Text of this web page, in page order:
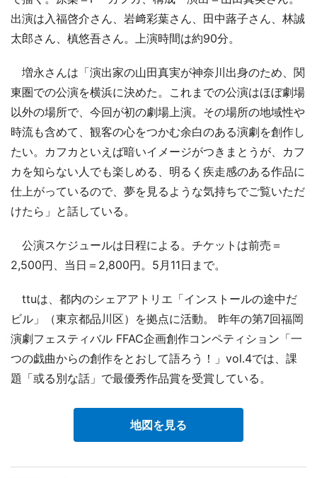
出演は入福啓介さん、岩﨑彩葉さん、田中蕗子さん、林誠
太郎さん、槙悠吾さん。上演時間は約90分。
増永さんは「演出家の山田真実が神奈川出身のため、関
東圏での公演を横浜に決めた。これまでの公演はほぼ劇場
以外の場所で、今回が初の劇場上演。その場所の地域性や
時流も含めて、観客の心をつかむ余白のある演劇を創作し
たい。カフカといえば暗いイメージがつきまとうが、カフ
カを知らない人でも楽しめる、明るく疾走感のある作品に
仕上がっているので、夢を見るような気持ちでご覧いただ
けたら」と話している。
公演スケジュールは日程による。チケットは前売＝
2,500円、当日＝2,800円。5月11日まで。
ttuは、都内のシェアアトリエ「インストールの途中だ
ビル」（東京都品川区）を拠点に活動。 昨年の第7回福岡
演劇フェスティバル FFAC企画創作コンペティション「一
つの戯曲からの創作をとおして語ろう！」vol.4では、課
題「或る別な話」で最優秀作品賞を受賞している。
地図を見る